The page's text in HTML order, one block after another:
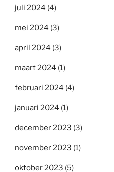
juli 2024 (4)
mei 2024 (3)
april 2024 (3)
maart 2024 (1)
februari 2024 (4)
januari 2024 (1)
december 2023 (3)
november 2023 (1)
oktober 2023 (5)